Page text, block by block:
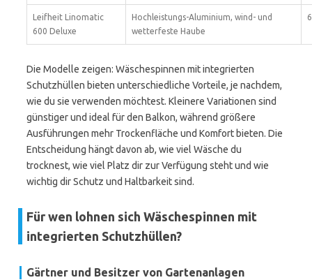
Leifheit Linomatic
600 Deluxe
Hochleistungs-Aluminium, wind- und
wetterfeste Haube
Die Modelle zeigen: Wäschespinnen mit integrierten
Schutzhüllen bieten unterschiedliche Vorteile, je nachdem,
wie du sie verwenden möchtest. Kleinere Variationen sind
günstiger und ideal für den Balkon, während größere
Ausführungen mehr Trockenfläche und Komfort bieten. Die
Entscheidung hängt davon ab, wie viel Wäsche du
trocknest, wie viel Platz dir zur Verfügung steht und wie
wichtig dir Schutz und Haltbarkeit sind.
Für wen lohnen sich Wäschespinnen mit
integrierten Schutzhüllen?
Gärtner und Besitzer von Gartenanlagen